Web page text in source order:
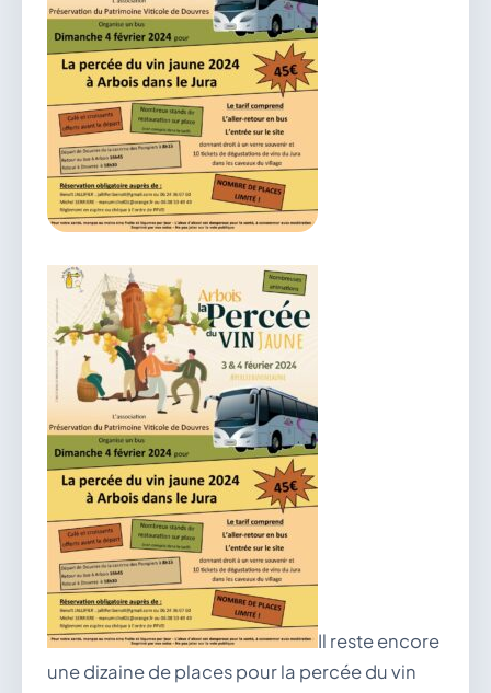
Découvrir la commune
JEUDI 6 AOÛT 2026
Secrétariat ouvert
Lundi, mardi, jeudi, vendredi de 8h30 à 12h et
après-midi sur rendez-vous. Samedi sur rendez-
vous.
mairie@douvres.fr
140 Place de la Babillière, 01500 Douvres
Contacter la mairie
Le guichet des associations
publier une annonce
Il reste encore
une dizaine de places pour la percée du vin